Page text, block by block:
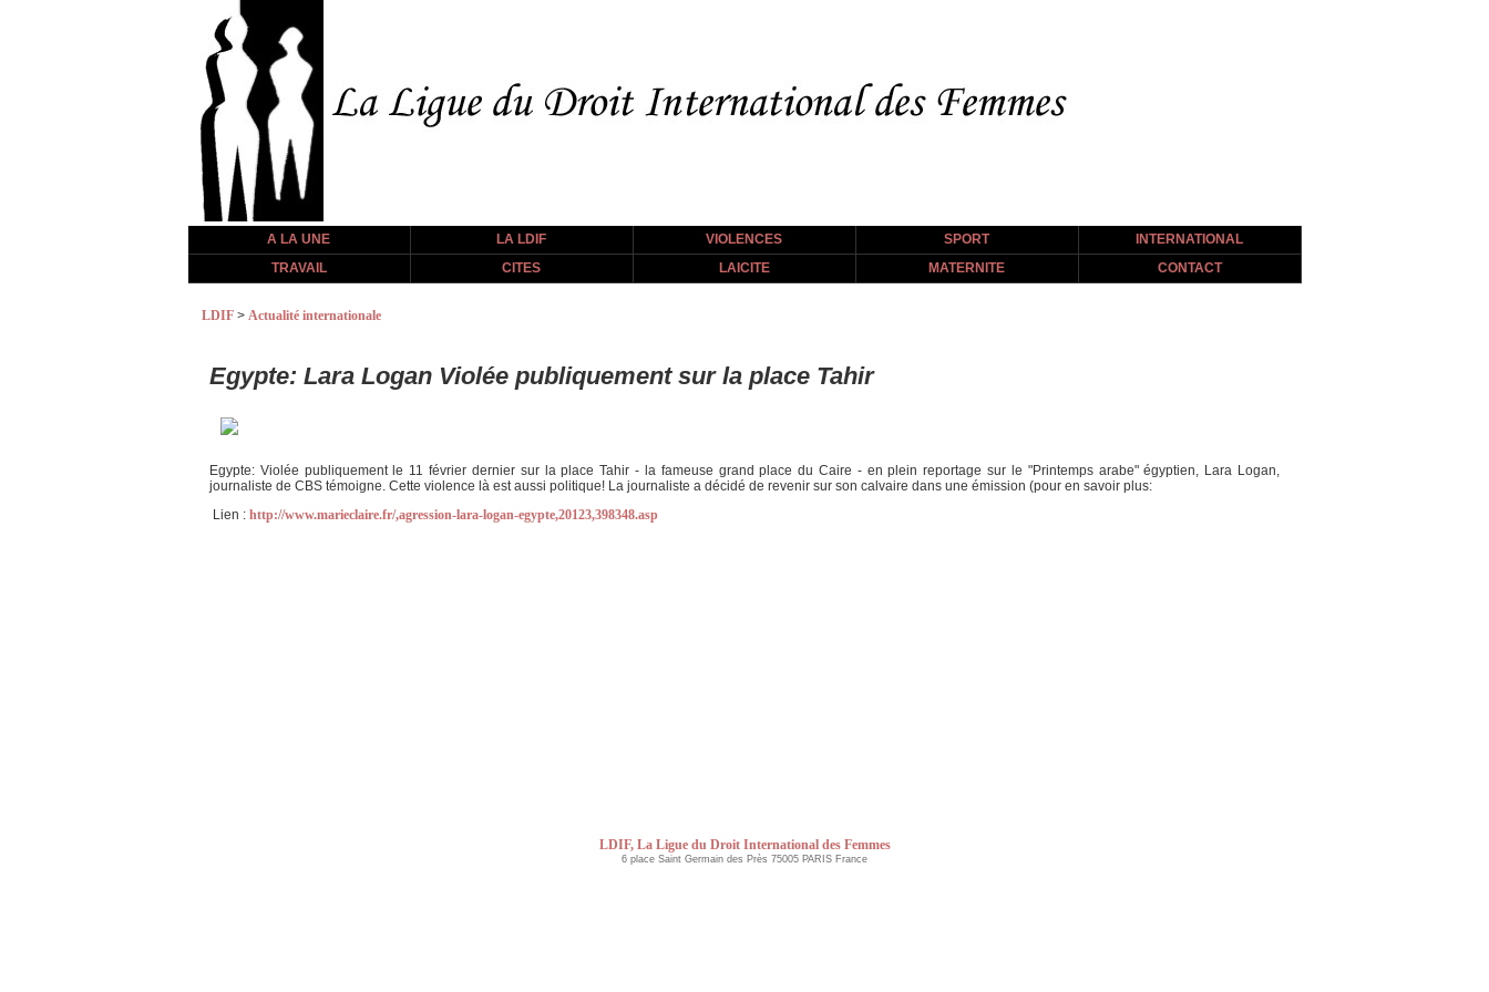
A LA UNE LA LDIF VIOLENCES SPORT
INTERNATIONAL
TRAVAIL
CITES LAICITE MATERNITE CONTACT
LDIF > Actualité internationale
Egypte: Lara Logan Violée publiquement sur la place Tahir
Egypte: Violée publiquement le 11 février dernier sur la place Tahir - la fameuse grand place du Caire - en plein reportage sur le "Printemps arabe" égyptien, Lara Logan,
journaliste de CBS témoigne. Cette violence là est aussi politique! La journaliste a décidé de revenir sur son calvaire dans une émission (pour en savoir plus:
Lien : http://www.marieclaire.fr/,agression-lara-logan-egypte,20123,398348.asp
LDIF, La Ligue du Droit International des Femmes
6 place Saint Germain des Près 75005 PARIS France